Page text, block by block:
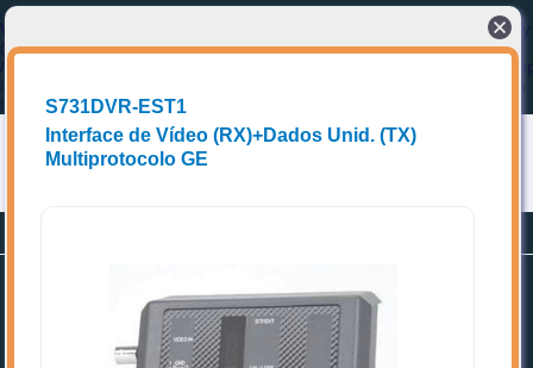
Warning
: Cannot modify header information - headers already sent by
(output started at
/home/storage/5/48/be/eccel1/public_html/e2tech/
in
line
Home Favoritos
S731DVR-EST1
Interface de Vídeo (RX)+Dados Unid. (TX)
Multiprotocolo GE